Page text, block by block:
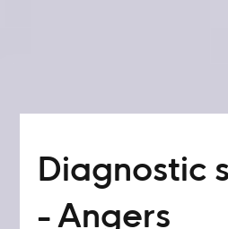
Diagnostic
- Angers